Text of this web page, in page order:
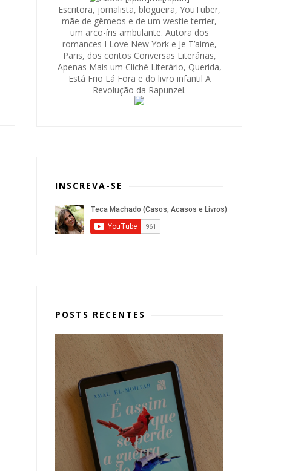
Escritora, jornalista, blogueira, YouTuber,
mãe de gêmeos e de um westie terrier,
um arco-íris ambulante. Autora dos
romances I Love New York e Je T’aime,
Paris, dos contos Conversas Literárias,
Apenas Mais um Clichê Literário, Querida,
Está Frio Lá Fora e do livro infantil A
Revolução da Rapunzel.
INSCREVA-SE
POSTS RECENTES